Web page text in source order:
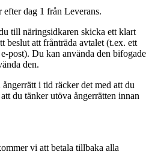
dag 1 från Leverans.
till näringsidkaren skicka ett klart
beslut att frånträda avtalet (t.ex. ett
post). Du kan använda den bifogade
den.
i tid räcker det med att du
du tänker utöva ångerrätten innan
vi att betala tillbaka alla